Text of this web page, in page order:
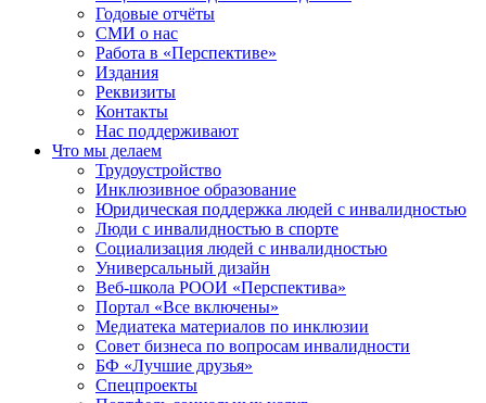
Годовые отчёты
СМИ о нас
Работа в «Перспективе»
Издания
Реквизиты
Контакты
Нас поддерживают
Что мы делаем
Трудоустройство
Инклюзивное образование
Юридическая поддержка людей с инвалидностью
Люди с инвалидностью в спорте
Социализация людей с инвалидностью
Универсальный дизайн
Веб-школа РООИ «Перспектива»
Портал «Все включены»
Медиатека материалов по инклюзии
Совет бизнеса по вопросам инвалидности
БФ «Лучшие друзья»
Спецпроекты